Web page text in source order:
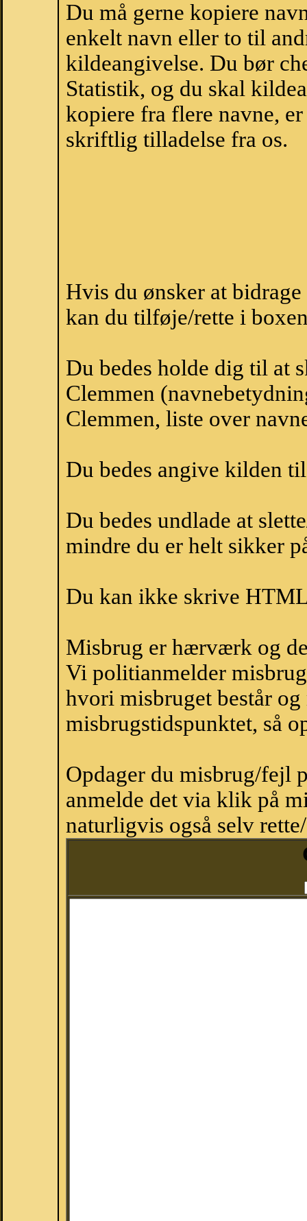
Du må gerne kopiere
enkelt navn eller to til
kildeangivelse. Du bør
Statistik, og du skal
kopiere fra flere navne,
skriftlig tilladelse fra os.
Hvis du ønsker at
kan du tilføje/rette i
Du bedes holde dig til at
Clemmen
Clemmen, liste over
Du bedes angive kilden
Du bedes undlade at
mindre du er helt sikker
Du kan ikke skrive
Misbrug er hærværk og
Vi politianmelder
hvori misbruget består
misbrugstidspunktet, så
Opdager du misbrug/fejl
anmelde det via klik på
naturligvis også selv